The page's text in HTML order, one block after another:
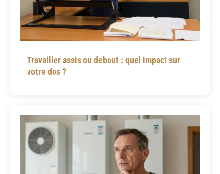
Travailler assis ou debout : quel impact sur
votre dos ?